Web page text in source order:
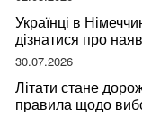
Українці в
дізнатися про
30.07.2026
Літати стане
правила щодо